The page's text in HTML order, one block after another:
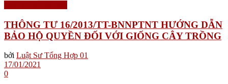
THÔNG TƯ 16/2013/TT-BNNPTNT HƯỚNG DẪN
BẢO HỘ QUYỀN ĐỐI VỚI GIỐNG CÂY TRỒNG
bởi Luật Sư Tổng Hợp 01
17/01/2021
0